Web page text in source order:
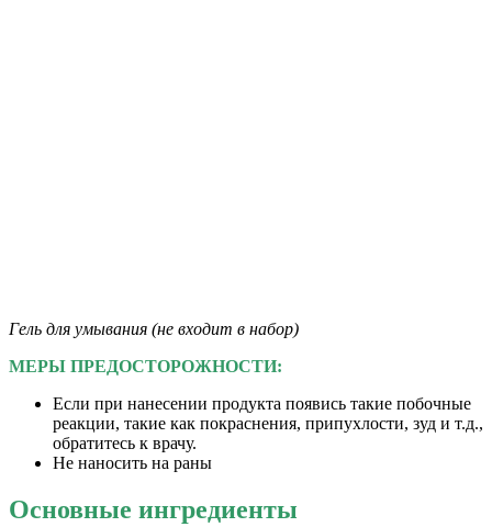
Гель для умывания (не входит в набор)
МЕРЫ ПРЕДОСТОРОЖНОСТИ:
Если при нанесении продукта появись такие побочные
реакции, такие как покраснения, припухлости, зуд и т.д.,
обратитесь к врачу.
Не наносить на раны
Основные ингредиенты